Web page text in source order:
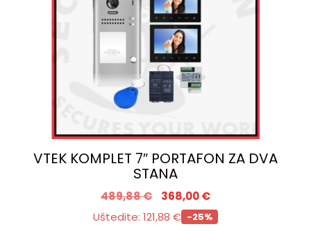
VTEK KOMPLET 7″ PORTAFON ZA DVA
STANA
489,88€ 368,00€
Uštedite: 121,88 € -25%